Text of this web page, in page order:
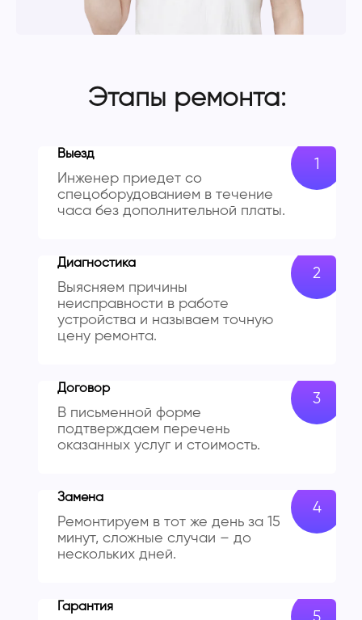
Этапы ремонта:
Выезд
Инженер приедет со
спецоборудованием в течение
часа без дополнительной платы.
Диагностика
Выясняем причины
неисправности в работе
устройства и называем точную
цену ремонта.
Договор
В письменной форме
подтверждаем перечень
оказанных услуг и стоимость.
Замена
Ремонтируем в тот же день за 15
минут, сложные случаи – до
нескольких дней.
Гарантия